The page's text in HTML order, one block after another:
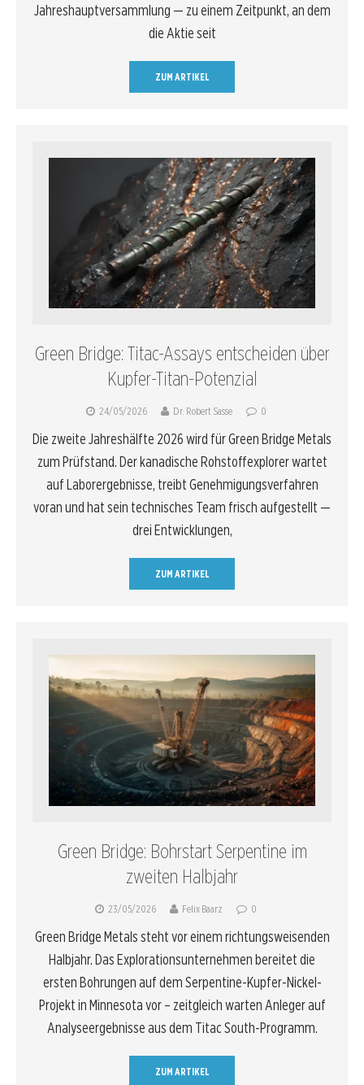
Jahreshauptversammlung — zu einem Zeitpunkt, an dem
die Aktie seit
ZUM ARTIKEL
Green Bridge: Titac-Assays entscheiden über
Kupfer-Titan-Potenzial
24/05/2026 Dr. Robert Sasse 0
Die zweite Jahreshälfte 2026 wird für Green Bridge Metals
zum Prüfstand. Der kanadische Rohstoffexplorer wartet
auf Laborergebnisse, treibt Genehmigungsverfahren
voran und hat sein technisches Team frisch aufgestellt —
drei Entwicklungen,
ZUM ARTIKEL
Green Bridge: Bohrstart Serpentine im
zweiten Halbjahr
23/05/2026 Felix Baarz 0
Green Bridge Metals steht vor einem richtungsweisenden
Halbjahr. Das Explorationsunternehmen bereitet die
ersten Bohrungen auf dem Serpentine-Kupfer-Nickel-
Projekt in Minnesota vor – zeitgleich warten Anleger auf
Analyseergebnisse aus dem Titac South-Programm.
ZUM ARTIKEL